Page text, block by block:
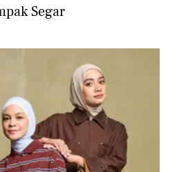
Segar